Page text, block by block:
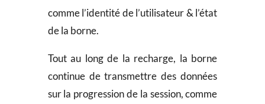
comme l’identité de l’utilisateur & l’état
de la borne.
Tout au long de la recharge, la borne
continue de transmettre des données
sur la progression de la session, comme